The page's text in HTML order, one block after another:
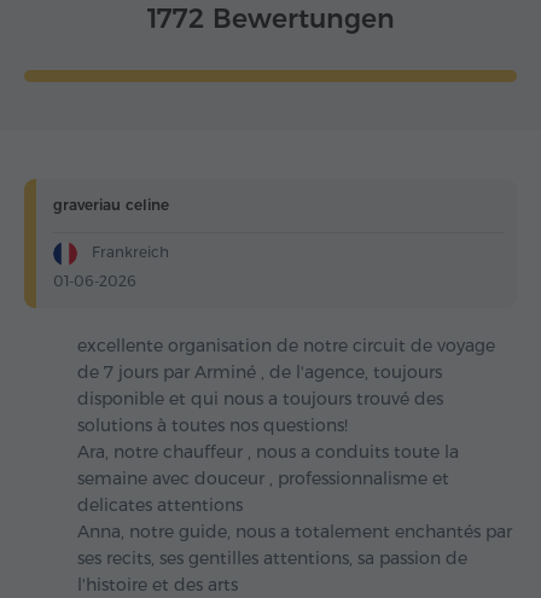
1772 Bewertungen
graveriau celine
Frankreich
01-06-2026
excellente organisation de notre circuit de voyage
de 7 jours par Arminé , de l'agence, toujours
disponible et qui nous a toujours trouvé des
solutions à toutes nos questions!
Ara, notre chauffeur , nous a conduits toute la
semaine avec douceur , professionnalisme et
delicates attentions
Anna, notre guide, nous a totalement enchantés par
ses recits, ses gentilles attentions, sa passion de
l'histoire et des arts